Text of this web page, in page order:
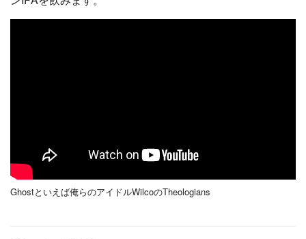
Ghostといえば俺らのアイドルWilcoのTheologians